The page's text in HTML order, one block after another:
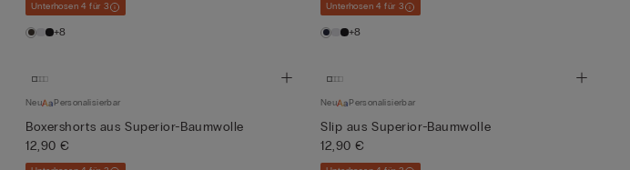
Unterhosen 4 für 3
+8
Unterhosen 4 für 3
+8
Neu Personalisierbar
Boxershorts aus Superior-Baumwolle
12,90 €
Neu Personalisierbar
Slip aus Superior-Baumwolle
12,90 €